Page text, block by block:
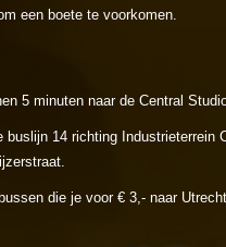
een boete te voorkomen.
5 minuten naar de Central
14 richting Industrieterrein
die je voor € 3,- naar